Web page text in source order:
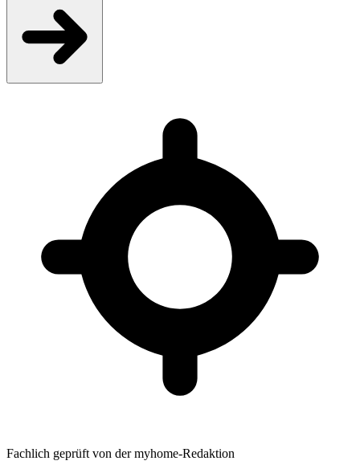
Fachlich geprüft von der myhome-Redaktion